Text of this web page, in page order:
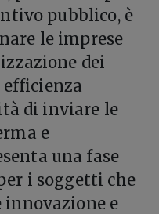
pubblico, è
le imprese
dei
di inviare le
e
una fase
i soggetti che
e